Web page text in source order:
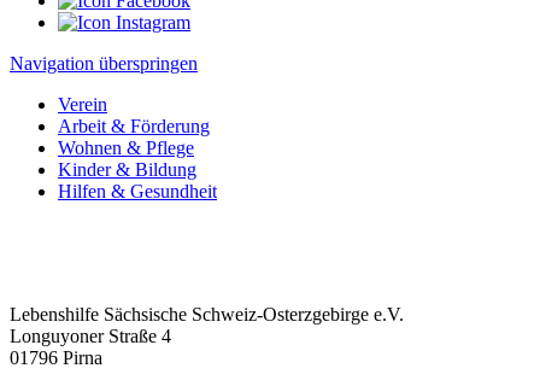
Navigation überspringen
Verein
Arbeit & Förderung
Wohnen & Pflege
Kinder & Bildung
Hilfen & Gesundheit
Lebenshilfe Sächsische Schweiz-Osterzgebirge e.V.
Longuyoner Straße 4
01796 Pirna